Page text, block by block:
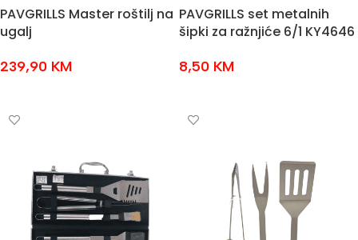
PAVGRILLS Master roštilj na
ugalj
239,90 KM
PAVGRILLS set metalnih
šipki za ražnjiće 6/1 KY4646
8,50 KM